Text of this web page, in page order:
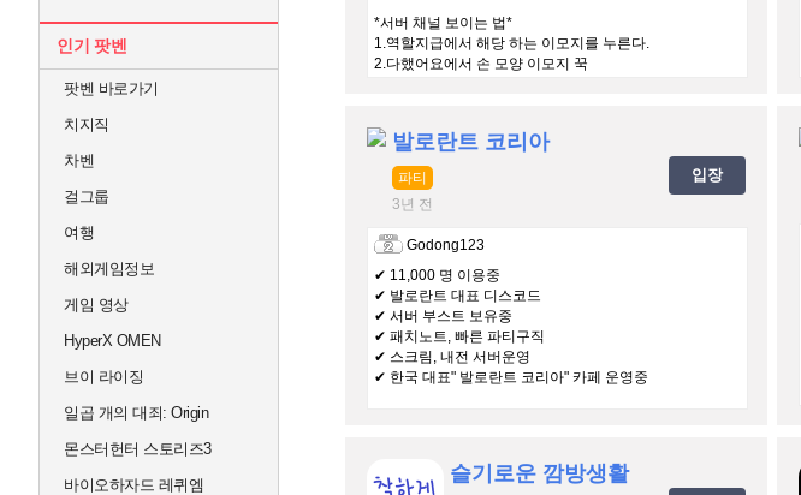
인기 팟벤
팟벤 바로가기
치지직
차벤
걸그룹
여행
해외게임정보
게임 영상
HyperX OMEN
브이 라이징
일곱 개의 대죄: Origin
몬스터헌터 스토리즈3
바이오하자드 레퀴엠
*서버 채널 보이는 법*
1.역할지급에서 해당 하는 이모지를 누른다.
2.다했어요에서 손 모양 이모지 꾹
발로란트 코리아
파티
3년 전
입장
Godong123
✔ 11,000 명 이용중
✔ 발로란트 대표 디스코드
✔ 서버 부스트 보유중
✔ 패치노트, 빠른 파티구직
✔ 스크림, 내전 서버운영
✔ 한국 대표" 발로란트 코리아" 카페 운영중
슬기로운 깜방생활